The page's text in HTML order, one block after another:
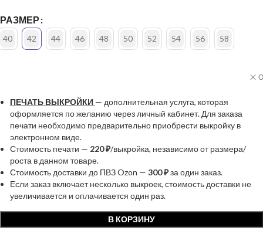
РАЗМЕР
40 42 44 46 48 50 52 54 56 58
ПЕЧАТЬ ВЫКРОЙКИ — дополнительная услуга, которая
оформляется по желанию через личный кабинет. Для заказа
печати необходимо предварительно приобрести выкройку в
электронном виде.
Стоимость печати — 220 ₽/выкройка, независимо от размера/
роста в данном товаре.
Стоимость доставки до ПВЗ Ozon — 300 ₽за один заказ.
Если заказ включает несколько выкроек, стоимость доставки не
увеличивается и оплачивается один раз.
В КОРЗИНУ